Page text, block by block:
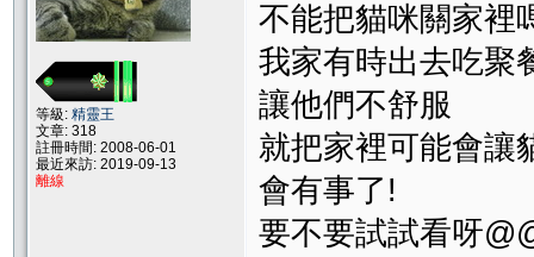
等級: 精靈王
文章: 318
註冊時間: 2008-06-01
最近來訪: 2019-09-13
離線
不能把貓咪關家裡
我家有時出去吃
讓他們不舒服
就把家裡可能會
會有事了!
要不要試試看呀